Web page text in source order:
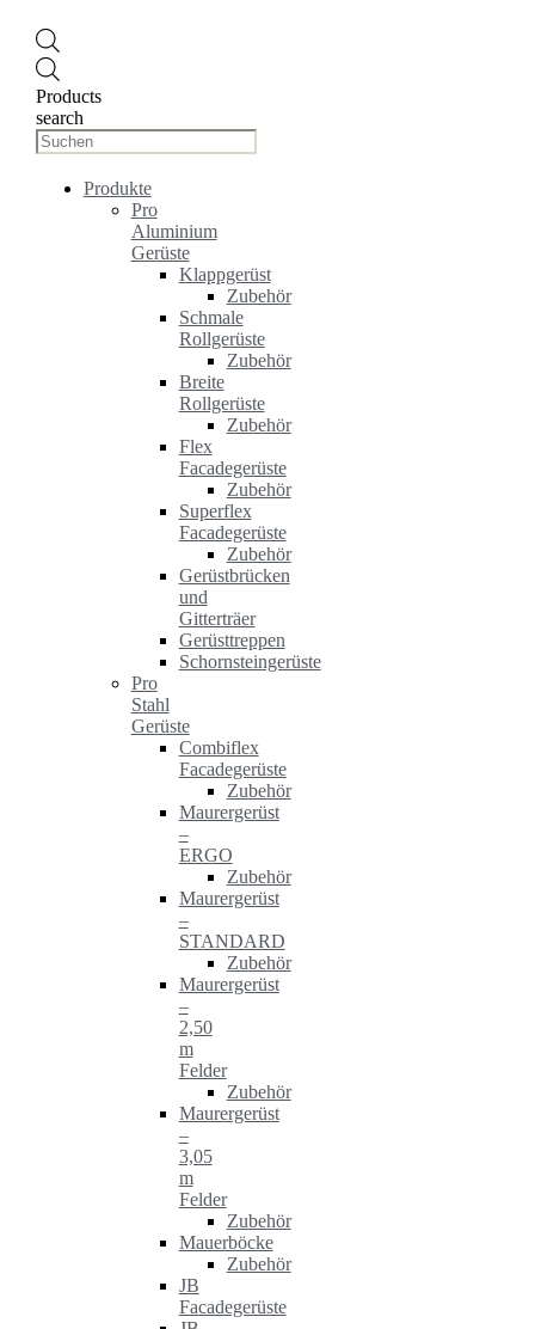
Products
search
Produkte
Pro
Aluminium
Gerüste
Klappgerüst
Zubehör
Schmale
Rollgerüste
Zubehör
Breite
Rollgerüste
Zubehör
Flex
Facadegerüste
Zubehör
Superflex
Facadegerüste
Zubehör
Gerüstbrücken
und
Gitterträer
Gerüsttreppen
Schornsteingerüste
Pro
Stahl
Gerüste
Combiflex
Facadegerüste
Zubehör
Maurergerüst
–
ERGO
Zubehör
Maurergerüst
–
STANDARD
Zubehör
Maurergerüst
–
2,50
m
Felder
Zubehör
Maurergerüst
–
3,05
m
Felder
Zubehör
Mauerböcke
Zubehör
JB
Facadegerüste